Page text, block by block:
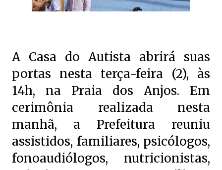
A Casa do Autista abrirá suas
portas nesta terça-feira (2), às
14h, na Praia dos Anjos. Em
cerimônia realizada nesta
manhã, a Prefeitura reuniu
assistidos, familiares, psicólogos,
fonoaudiólogos, nutricionistas,